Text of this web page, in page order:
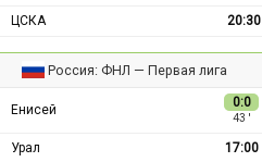
ЦСКА
20:30
Россия: ФНЛ — Первая лига
Енисей 0:0
43 ′
Урал 17:00